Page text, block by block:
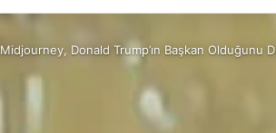
Donald Trump’ın Başkan Olduğunu